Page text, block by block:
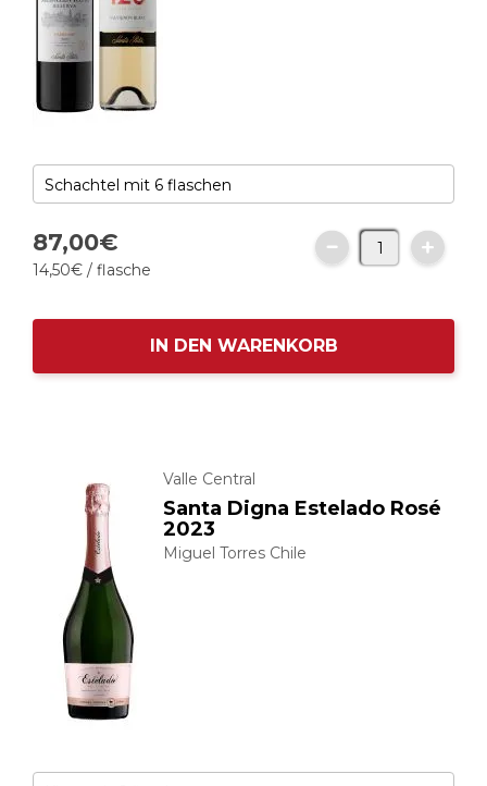
87,00€
14,50€ / flasche
IN DEN WARENKORB
Valle Central
Santa Digna Estelado Rosé
2023
Miguel Torres Chile